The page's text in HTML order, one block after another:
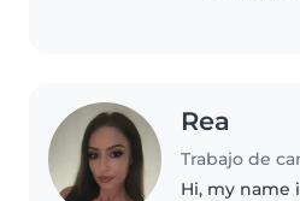
Rea
Hi, my name